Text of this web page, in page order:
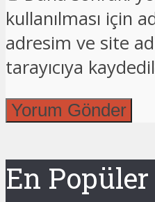
kullanılması için
adresim ve site
tarayıcıya
En Popüler